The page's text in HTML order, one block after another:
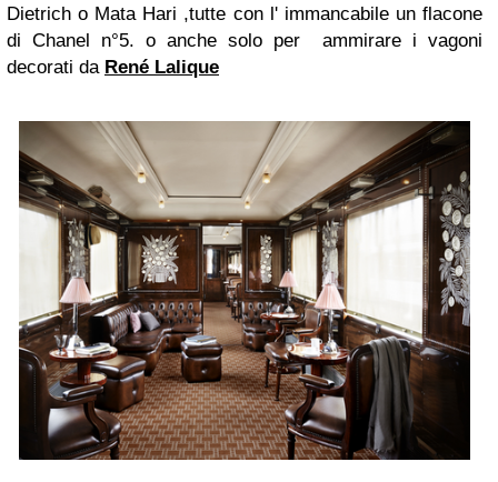
Dietrich o Mata Hari ,tutte con l' immancabile un flacone
di Chanel n°5. o anche solo per ammirare i vagoni
decorati da René Lalique